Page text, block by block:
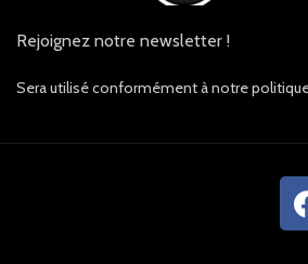
Rejoignez notre newsletter !
Sera utilisé conformément à notre